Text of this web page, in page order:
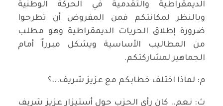
الديمقراطية والتقدمية في الحركة الوطنية
وبالنظر لمكانتكم فمن المفروض أن تطرحوا
ضرورة إطلاق الحريات الديمقراطية وهو مطلب
من المطاليب الأساسية ويشكل مبرراً أمام
الجماهير لمشاركتكم.
م: لماذا اختلف خطابكم مع عزيز شريف...؟
ث: نعم.. كان رأي الحزب حول أستيزار عزيز شريف